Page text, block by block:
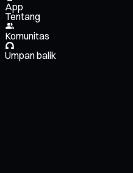
App
Tentang
Komunitas
Umpan balik